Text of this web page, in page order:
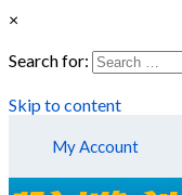
×
Search for:
Skip to content
My Account